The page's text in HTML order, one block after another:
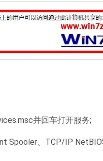
并回车打开服务;
Spooler、TCP/IP